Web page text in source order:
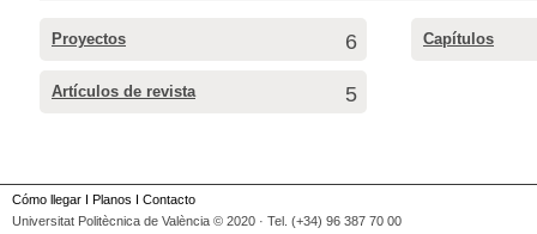
Proyectos 6 Capítulos
Artículos de revista 5
Cómo llegar I Planos I Contacto
Universitat Politècnica de València © 2020 · Tel. (+34) 96 387 70 00